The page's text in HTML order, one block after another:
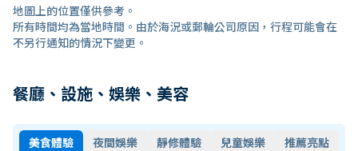
地圖上的位置僅供參考。
所有時間均為當地時間。由於海況或郵輪公司原因，行程可能會在
不另行通知的情況下變更。
餐廳、設施、娛樂、美容
美食體驗 夜間娛樂 靜修體驗 兒童娛樂 推薦亮點